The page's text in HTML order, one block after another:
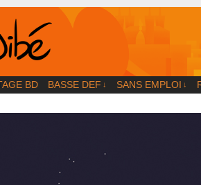
| Illustration | Blog
BD BASSE DEF ↓ SANS EMPLOI ↓